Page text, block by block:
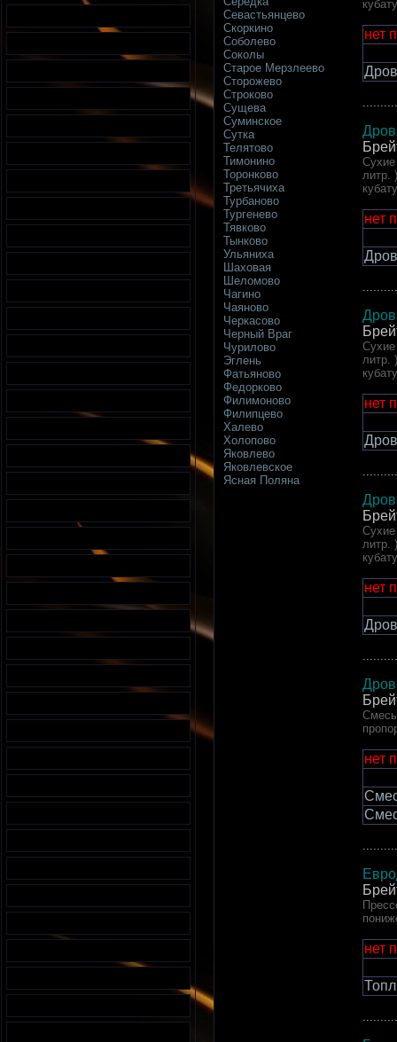
Севастьянцево
Скоркино
Соболево
Соколы
Старое Мерзлеево
Сторожево
Строково
Сущева
Суминское
Сутка
Телятово
Тимонино
Торонково
Третьячиха
Турбаново
Тургенево
Тявково
Тынково
Ульяниха
Шаховая
Шеломово
Чагино
Чаяново
Черкасово
Черный Враг
Чурилово
Эглень
Фатьяново
Федорково
Филимоново
Филипцево
Халево
Холопово
Яковлево
Яковлевское
Ясная Поляна
нет
Сухие
литр.
нет
Сухие
литр.
нет
Сухие
литр.
нет
нет
нет